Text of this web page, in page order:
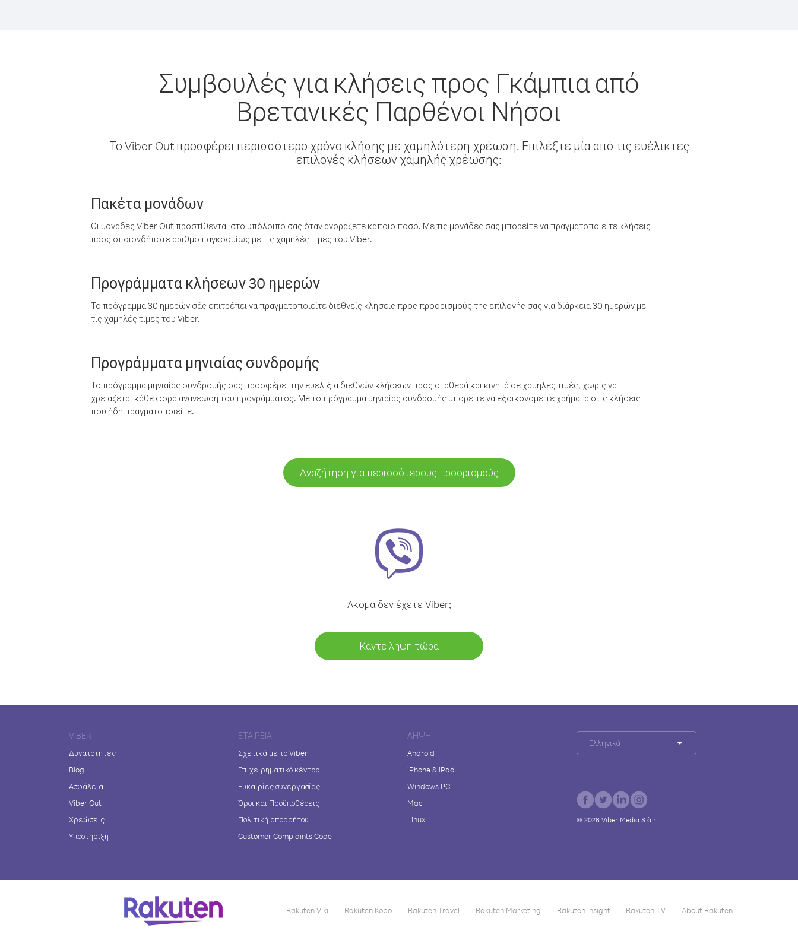
Συμβουλές για κλήσεις προς Γκάμπια από
Βρετανικές Παρθένοι Νήσοι
Το Viber Out προσφέρει περισσότερο χρόνο κλήσης με χαμηλότερη χρέωση. Επιλέξτε μία από τις ευέλικτες
επιλογές κλήσεων χαμηλής χρέωσης:
Πακέτα μονάδων
Οι μονάδες Viber Out προστίθενται στο υπόλοιπό σας όταν αγοράζετε κάποιο ποσό. Με τις μονάδες σας μπορείτε να πραγματοποιείτε κλήσεις
προς οποιονδήποτε αριθμό παγκοσμίως με τις χαμηλές τιμές του Viber.
Προγράμματα κλήσεων 30 ημερών
Το πρόγραμμα 30 ημερών σάς επιτρέπει να πραγματοποιείτε διεθνείς κλήσεις προς προορισμούς της επιλογής σας για διάρκεια 30 ημερών με
τις χαμηλές τιμές του Viber.
Προγράμματα μηνιαίας συνδρομής
Το πρόγραμμα μηνιαίας συνδρομής σάς προσφέρει την ευελιξία διεθνών κλήσεων προς σταθερά και κινητά σε χαμηλές τιμές, χωρίς να
χρειάζεται κάθε φορά ανανέωση του προγράμματος. Με το πρόγραμμα μηνιαίας συνδρομής μπορείτε να εξοικονομείτε χρήματα στις κλήσεις
που ήδη πραγματοποιείτε.
Αναζήτηση για περισσότερους προορισμούς
Ακόμα δεν έχετε Viber;
Κάντε λήψη τώρα
VIBER
Δυνατότητες
Blog
Ασφάλεια
Viber Out
Χρεώσεις
Υποστήριξη
ΕΤΑΙΡΕΊΑ
Σχετικά με το Viber
Επιχειρηματικό κέντρο
Ευκαιρίες συνεργασίας
Όροι και Προϋποθέσεις
Πολιτική απορρήτου
Customer Complaints Code
ΛΉΨΗ
Android
iPhone & iPad
Windows PC
Mac
Linux
Ελληνικά
© 2026 Viber Media S.à r.l.
Rakuten Viki Rakuten Kobo Rakuten Travel Rakuten Marketing Rakuten Insight Rakuten TV About Rakuten